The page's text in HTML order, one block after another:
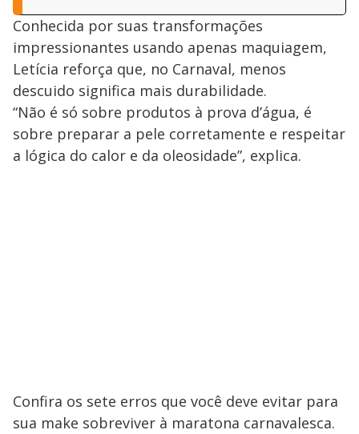
Conhecida por suas transformações
impressionantes usando apenas maquiagem,
Letícia reforça que, no Carnaval, menos
descuido significa mais durabilidade.
“Não é só sobre produtos à prova d’água, é
sobre preparar a pele corretamente e respeitar
a lógica do calor e da oleosidade”, explica.
Confira os sete erros que você deve evitar para
sua make sobreviver à maratona carnavalesca.